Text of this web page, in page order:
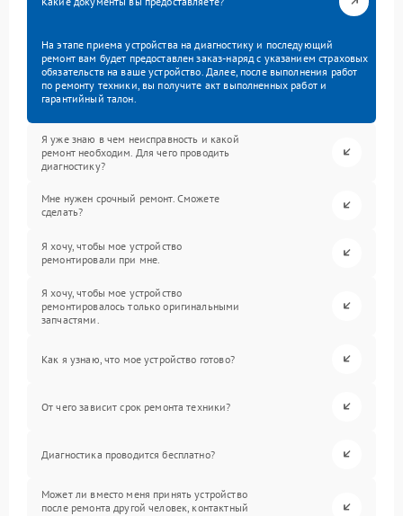
На этапе приема устройства на диагностику и последующий
ремонт вам будет предоставлен заказ-наряд с указанием страховых
обязательств на ваше устройство. Далее, после выполнения работ
по ремонту техники, вы получите акт выполненных работ и
гарантийный талон.
Я уже знаю в чем неисправность и какой
ремонт необходим. Для чего проводить
диагностику?
Мне нужен срочный ремонт. Сможете
сделать?
Я хочу, чтобы мое устройство
ремонтировали при мне.
Я хочу, чтобы мое устройство
ремонтировалось только оригинальными
запчастями.
Как я узнаю, что мое устройство готово?
От чего зависит срок ремонта техники?
Диагностика проводится бесплатно?
Может ли вместо меня принять устройство
после ремонта другой человек, контактный